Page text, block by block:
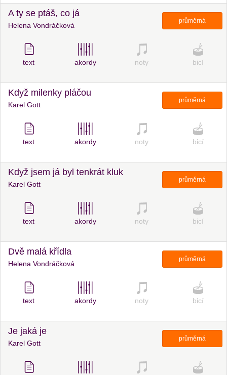
A ty se ptáš, co já
Helena Vondráčková
průměrná
text akordy noty bicí
Když milenky pláčou
Karel Gott
průměrná
text akordy noty bicí
Když jsem já byl tenkrát kluk
Karel Gott
průměrná
text akordy noty bicí
Dvě malá křídla
Helena Vondráčková
průměrná
text akordy noty bicí
Je jaká je
Karel Gott
průměrná